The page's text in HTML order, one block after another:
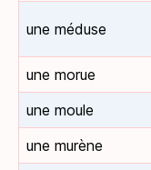
une méduse
une morue
une moule
une murène